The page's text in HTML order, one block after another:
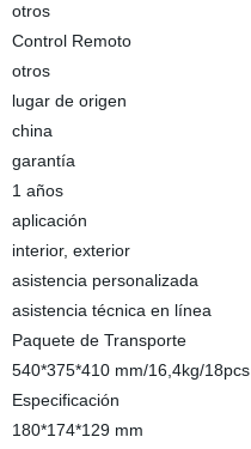
otros
Control Remoto
otros
lugar de origen
china
garantía
1 años
aplicación
interior, exterior
asistencia personalizada
asistencia técnica en línea
Paquete de Transporte
540*375*410 mm/16,4kg/18pcs
Especificación
180*174*129 mm